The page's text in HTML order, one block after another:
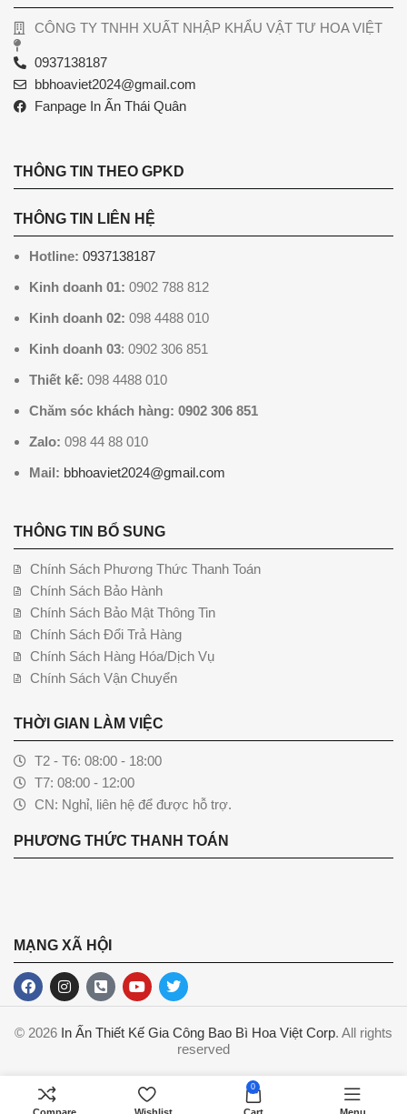
CÔNG TY TNHH XUẤT NHẬP KHẨU VẬT TƯ HOA VIỆT
0937138187
bbhoaviet2024@gmail.com
Fanpage In Ấn Thái Quân
THÔNG TIN THEO GPKD
THÔNG TIN LIÊN HỆ
Hotline: 0937138187
Kinh doanh 01: 0902 788 812
Kinh doanh 02: 098 4488 010
Kinh doanh 03: 0902 306 851
Thiết kế: 098 4488 010
Chăm sóc khách hàng: 0902 306 851
Zalo: 098 44 88 010
Mail: bbhoaviet2024@gmail.com
THÔNG TIN BỔ SUNG
Chính Sách Phương Thức Thanh Toán
Chính Sách Bảo Hành
Chính Sách Bảo Mật Thông Tin
Chính Sách Đổi Trả Hàng
Chính Sách Hàng Hóa/Dịch Vụ
Chính Sách Vận Chuyển
THỜI GIAN LÀM VIỆC
T2 - T6: 08:00 - 18:00
T7: 08:00 - 12:00
CN: Nghỉ, liên hệ để được hỗ trợ.
PHƯƠNG THỨC THANH TOÁN
MẠNG XÃ HỘI
© 2026 In Ấn Thiết Kế Gia Công Bao Bì Hoa Việt Corp. All rights
reserved
0